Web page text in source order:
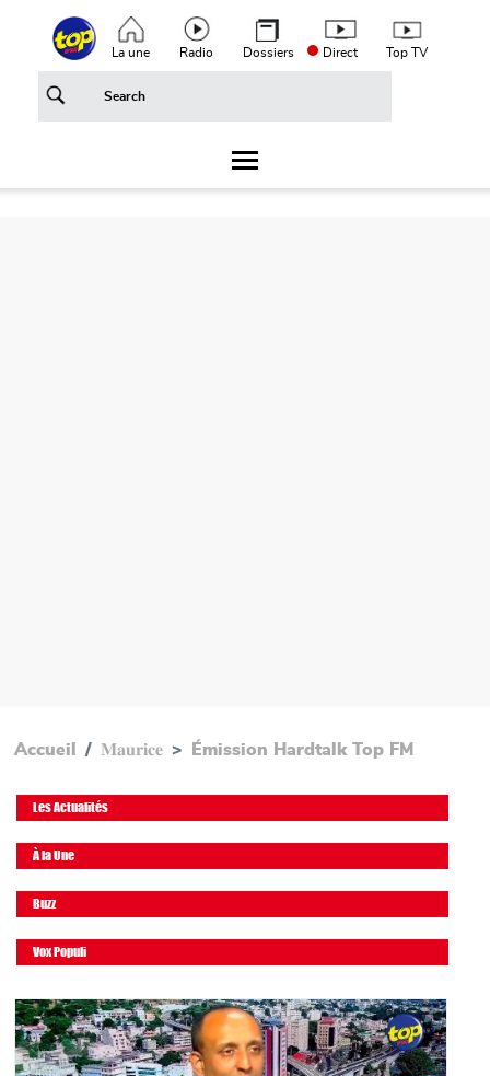
Aller au contenu principalTop header menu
La une Radio Dossiers Direct Top TV
Accueil 𝐌𝐚𝐮𝐫𝐢𝐜𝐞 Émission Hardtalk Top FM
Les Actualités
À la Une
Buzz
Vox Populi
Main picture